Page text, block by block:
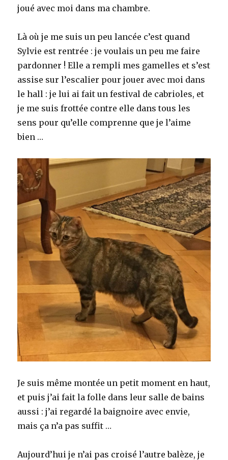
joué avec moi dans ma chambre.
Là où je me suis un peu lancée c’est quand
Sylvie est rentrée : je voulais un peu me faire
pardonner ! Elle a rempli mes gamelles et s’est
assise sur l’escalier pour jouer avec moi dans
le hall : je lui ai fait un festival de cabrioles, et
je me suis frottée contre elle dans tous les
sens pour qu’elle comprenne que je l’aime
bien …
Je suis même montée un petit moment en haut,
et puis j’ai fait la folle dans leur salle de bains
aussi : j’ai regardé la baignoire avec envie,
mais ça n’a pas suffit …
Aujourd’hui je n’ai pas croisé l’autre balèze, je